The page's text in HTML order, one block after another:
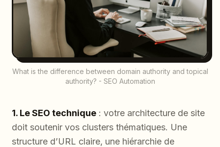
What is the difference between domain authority and topical
authority? - SEO Automation
1. Le SEO technique : votre architecture de site
doit soutenir vos clusters thématiques. Une
structure d’URL claire, une hiérarchie de